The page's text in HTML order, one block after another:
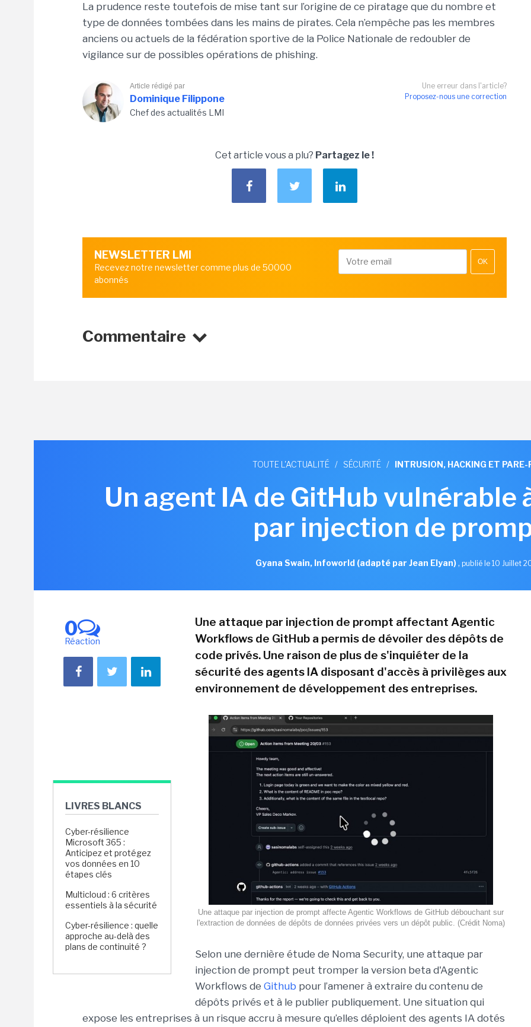
La prudence reste toutefois de mise tant sur l’origine de ce piratage que du nombre et
type de données tombées dans les mains de pirates. Cela n’empêche pas les membres
anciens ou actuels de la fédération sportive de la Police Nationale de redoubler de
vigilance sur de possibles opérations de phishing.
Une erreur dans l'article?
Proposez-nous une correction
Article rédigé par
Dominique Filippone
Chef des actualités LMI
Cet article vous a plu? Partagez le !
NEWSLETTER LMI
Recevez notre newsletter comme plus de 50000
abonnés
OK
Commentaire
TOUTE L'ACTUALITÉ / SÉCURITÉ / INTRUSION, HACKING ET PARE-
Un agent IA de GitHub vulnérable
par injection de
Gyana Swain, Infoworld (adapté par Jean Elyan), publié le 10 Juillet
0
Réaction
LIVRES BLANCS
Cyber-résilience
Microsoft 365 :
Anticipez et protégez
vos données en 10
étapes clés
Multicloud : 6 critères
essentiels à la sécurité
Cyber-résilience : quelle
approche au-delà des
plans de continuité ?
Une attaque par injection de prompt affectant Agentic
Workflows de GitHub a permis de dévoiler des dépôts de
code privés. Une raison de plus de s'inquiéter de la
sécurité des agents IA disposant d'accès à privilèges aux
environnement de développement des entreprises.
Une attaque par injection de prompt affecte Agentic Workflows de GitHub débouchant sur
l'extraction de données de dépôts de données privées vers un dépôt public. (Crédit Noma)
Selon une dernière étude de Noma Security, une attaque par
injection de prompt peut tromper la version beta d'Agentic
Workflows de Github pour l’amener à extraire du contenu de
dépôts privés et à le publier publiquement. Une situation qui
expose les entreprises à un risque accru à mesure qu’elles déploient des agents IA dotés